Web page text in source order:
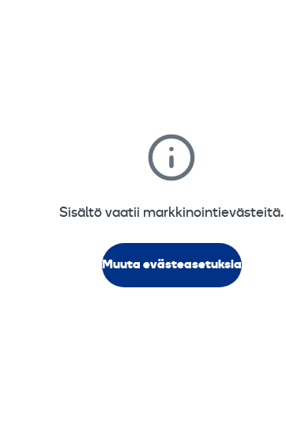
Sisältö vaatii markkinointievästeitä.
Muuta evästeasetuksia